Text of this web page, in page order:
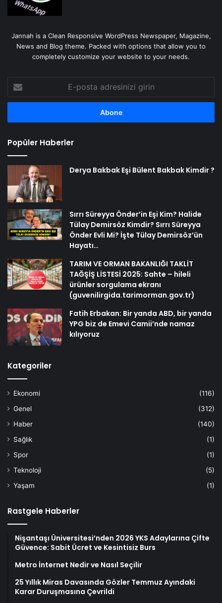
Jannah is a Clean Responsive WordPress Newspaper, Magazine,
News and Blog theme. Packed with options that allow you to
completely customize your website to your needs.
posta
adresinizi
Popüler Haberler
Derya Bakbak Eşi Bülent Bakbak Kimdir ?
Sırrı Süreyya Önder’in Eşi Kim? Halide
Tülay Demirsöz Kimdir? Sırrı Süreyya
Önder Evli Mi? İşte Tülay Demirsöz’ün
Hayatı…
TARIM VE ORMAN BAKANLIĞI TAKLİT
TAĞŞİŞ LİSTESİ 2025: Sahte – hileli
ürünler sorgulama ekranı
(guvenilirgida.tarimorman.gov.tr)
Fatih Erbakan: Bir yanda ABD, bir yanda
YPG biz de Emevi Camii’nde namaz
kılıyoruz
Kategoriler
Ekonomi
(116)
Genel
(312)
Haber
(140)
Sağlık
(1)
Spor
(1)
Teknoloji
(5)
Yaşam
(1)
Rastgele Haberler
Nişantaşı Üniversitesi’nden 2026 YKS Adaylarına Çifte
Güvence: Sabit Ücret ve Kesintisiz Burs
Metro İnternet Nedir ve Nasıl Seçilir
25 Yıllık Miras Davasında Gözler Temmuz Ayındaki
Karar Duruşmasına Çevrildi